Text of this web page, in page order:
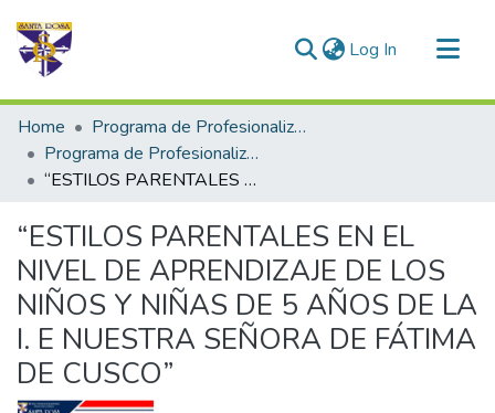
Log In (current)
Communities & Collections
All of DSpace
Statistics
Home
Programa de Profesionalización Docente - Trabajos de Investigación
Programa de Profesionalización Docente
“ESTILOS PARENTALES EN EL NIVEL DE APRENDIZAJE DE LOS NIÑOS Y NIÑAS DE 5 AÑOS DE LA I. E NUESTRA SEÑORA DE FÁTIMA DE CUSCO”
“ESTILOS PARENTALES EN EL
NIVEL DE APRENDIZAJE DE LOS
NIÑOS Y NIÑAS DE 5 AÑOS DE LA
I. E NUESTRA SEÑORA DE FÁTIMA
DE CUSCO”